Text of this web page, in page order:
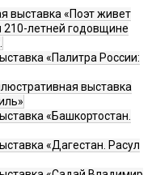
выставка «Поэт живет
летней годовщине
«Палитра России:
выставка
«Башкортостан.
«Дагестан. Расул